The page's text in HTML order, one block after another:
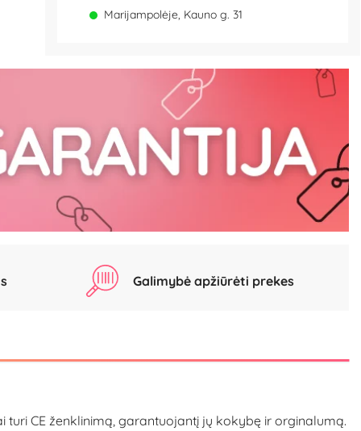
Marijampolėje, Kauno g. 31
Galimybė apžiūrėti prekes
CE ženklinimą, garantuojantį jų kokybę ir orginalumą.